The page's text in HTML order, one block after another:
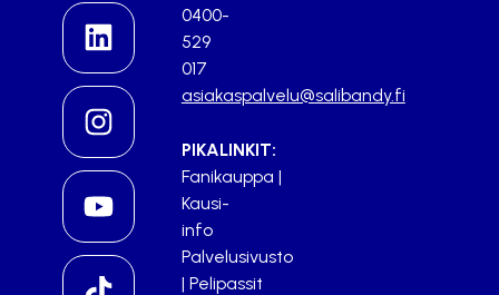
0400-
529
017
asiakaspalvelu@salibandy.fi
PIKALINKIT:
Fanikauppa |
Kausi-
info
Palvelusivusto
| Pelipassit